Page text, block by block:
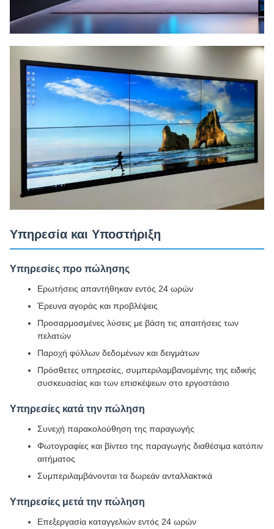
Υπηρεσία και Υποστήριξη
Υπηρεσίες προ πώλησης
Ερωτήσεις απαντήθηκαν εντός 24 ωρών
Έρευνα αγοράς και προβλέψεις
Προσαρμοσμένες λύσεις με βάση τις απαιτήσεις των
πελατών
Παροχή φύλλων δεδομένων και δειγμάτων
Πρόσθετες υπηρεσίες, συμπεριλαμβανομένης της ειδικής
συσκευασίας και των επισκέψεων στο εργοστάσιο
Υπηρεσίες κατά την πώληση
Συνεχή παρακολούθηση της παραγωγής
Φωτογραφίες και βίντεο της παραγωγής διαθέσιμα κατόπιν
αιτήματος
Συμπεριλαμβάνονται τα δωρεάν ανταλλακτικά
Υπηρεσίες μετά την πώληση
Επεξεργασία καταγγελιών εντός 24 ωρών